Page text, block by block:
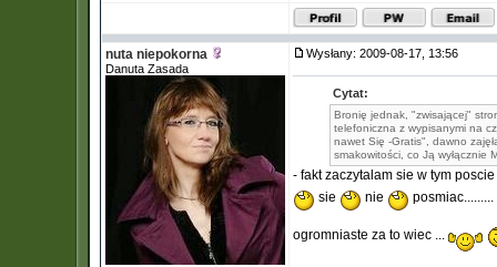
nuta niepokorna
Danuta Zasada
Wysłany: 2009-08-17, 13:56
Cytat:
Bronię jednak, "zwisającej"
telefoniczna z wypisanymi na
nawet Się -Gratis", dawno
smakowitości, co Ją wyłącznie
- fakt zaczytalam sie w tym
sie
nie posmiac.........
ogromniaste za to wiec ...